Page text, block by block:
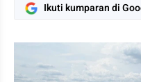
Ikuti kumparan di